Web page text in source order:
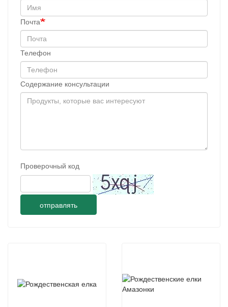
Почта
Телефон
Содержание консультации
Проверочный код
отправлять